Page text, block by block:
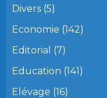
Divers (5)
Economie (142)
Editorial (7)
Education (141)
Elévage (16)